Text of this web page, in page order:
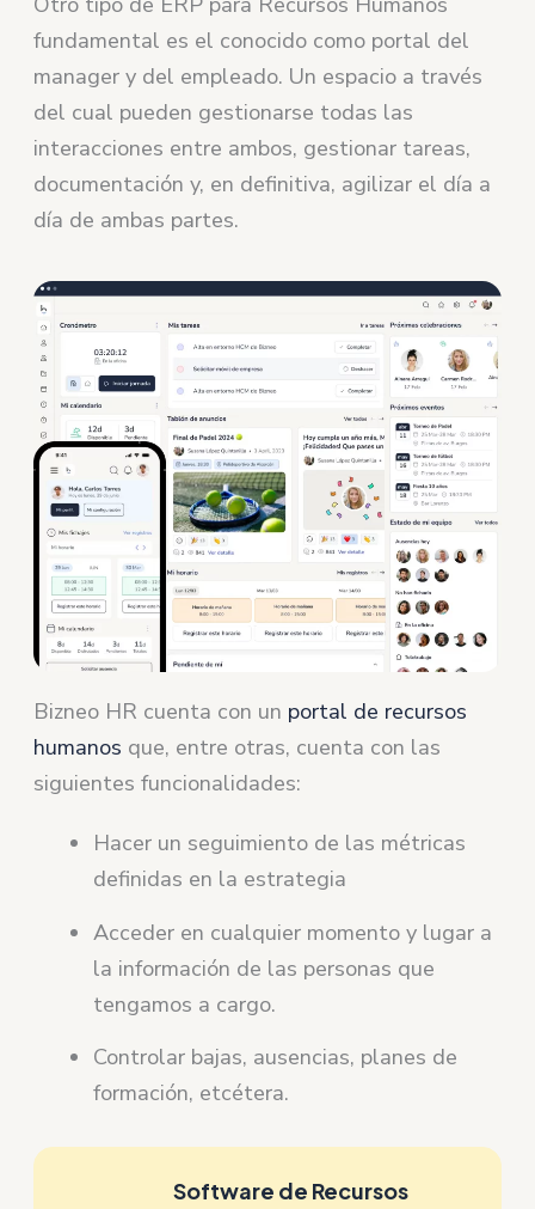
fundamental es el conocido como portal del
manager y del empleado. Un espacio a través
del cual pueden gestionarse todas las
interacciones entre ambos, gestionar tareas,
documentación y, en definitiva, agilizar el día a
día de ambas partes.
Bizneo HR cuenta con un portal de recursos
humanos que, entre otras, cuenta con las
siguientes funcionalidades:
Hacer un seguimiento de las métricas
definidas en la estrategia
Acceder en cualquier momento y lugar a
la información de las personas que
tengamos a cargo.
Controlar bajas, ausencias, planes de
formación, etcétera.
Software de Recursos